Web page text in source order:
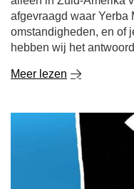
afgevraagd waar Yerba
omstandigheden, en of
hebben wij het
Meer lezen